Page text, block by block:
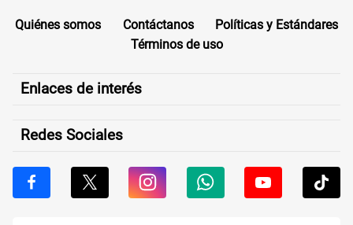
Quiénes somos Contáctanos
Políticas y Estándares
Términos de uso
Enlaces de interés
Redes Sociales